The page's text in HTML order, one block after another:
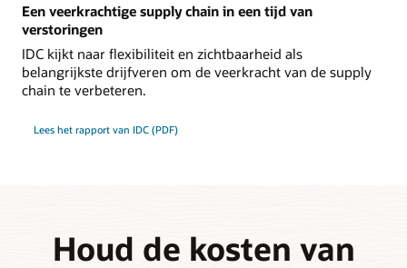
Een veerkrachtige supply chain in een tijd van
verstoringen
IDC kijkt naar flexibiliteit en zichtbaarheid als
belangrijkste drijfveren om de veerkracht van de supply
chain te verbeteren.
Lees het rapport van IDC (PDF)
Houd de kosten van